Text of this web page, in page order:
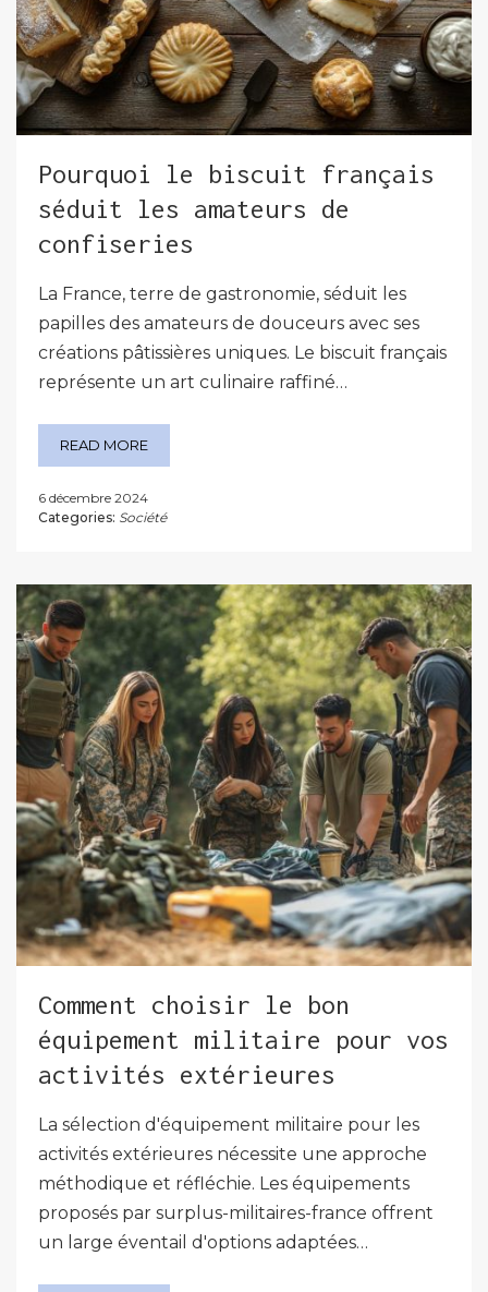
Pourquoi le biscuit français
séduit les amateurs de
confiseries
La France, terre de gastronomie, séduit les
papilles des amateurs de douceurs avec ses
créations pâtissières uniques. Le biscuit français
représente un art culinaire raffiné…
READ MORE
6 décembre 2024
Categories: Société
Comment choisir le bon
équipement militaire pour vos
activités extérieures
La sélection d'équipement militaire pour les
activités extérieures nécessite une approche
méthodique et réfléchie. Les équipements
proposés par surplus-militaires-france offrent
un large éventail d'options adaptées…